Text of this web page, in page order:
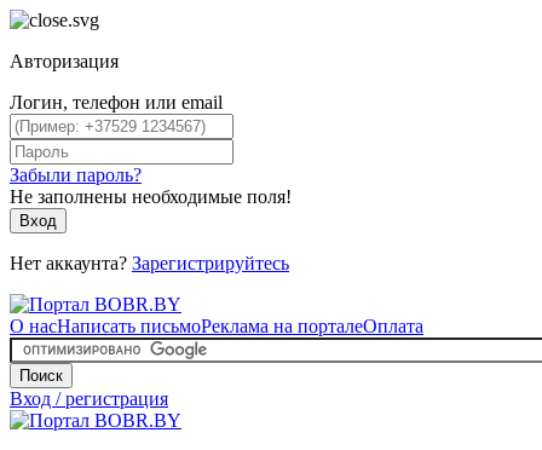
Авторизация
Логин, телефон или email
Забыли пароль?
Не заполнены необходимые поля!
Вход
Нет аккаунта? Зарегистрируйтесь
О насНаписать письмоРеклама на порталеОплата
Поиск
Вход / регистрация